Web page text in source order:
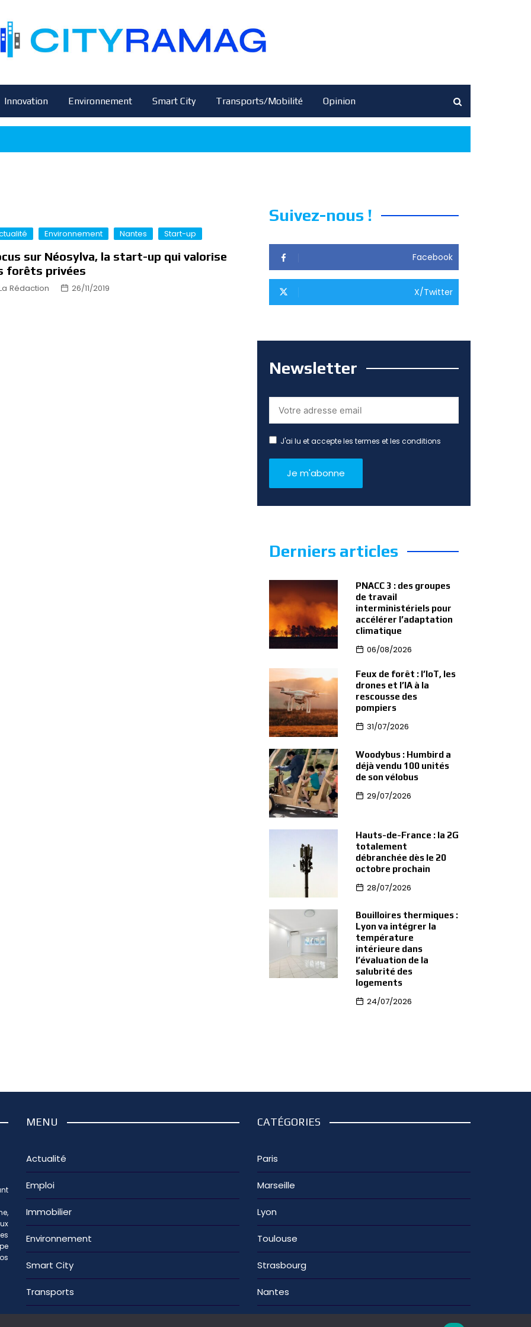
Innovation Environnement Smart City Transports/Mobilité Opinion
Environnement Nantes Start-up
sur Néosylva, la start-up qui valorise
forêts privées
Rédaction 26/11/2019
Suivez-nous !
Facebook
X/Twitter
Newsletter
J'ai lu et accepte les termes et les conditions
Derniers articles
PNACC 3 : des groupes
de travail
interministériels pour
accélérer l’adaptation
climatique
06/08/2026
Feux de forêt : l’IoT, les
drones et l’IA à la
rescousse des
pompiers
31/07/2026
Woodybus : Humbird a
déjà vendu 100 unités
de son vélobus
29/07/2026
Hauts-de-France : la 2G
totalement
débranchée dès le 20
octobre prochain
28/07/2026
Bouilloires thermiques :
Lyon va intégrer la
température
intérieure dans
l’évaluation de la
salubrité des
logements
24/07/2026
MENU
Actualité
Emploi
Immobilier
Environnement
Smart City
Transports
CATÉGORIES
Paris
Marseille
Lyon
Toulouse
Strasbourg
Nantes